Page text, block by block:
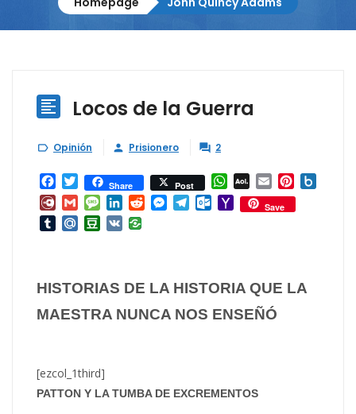
Contacto
 Locos de la Guerra
 Opinión  Prisionero  2
Facebook
TwitterShare Post WhatsApp
AOL
Mail
Email Pinterest
Diary.Ru
GmailMessage
LinkedIn
RedditMessenger
Telegram
Outlook.com
Yahoo
Mail
Save
TumblrMail.RuDouban
VK
HISTORIAS DE LA HISTORIA QUE LA
MAESTRA NUNCA NOS ENSEÑÓ
[ezcol_1third]
PATTON Y LA TUMBA DE EXCREMENTOS